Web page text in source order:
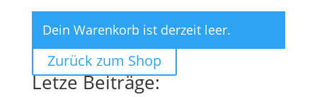
Dein Warenkorb ist derzeit leer.
Zurück zum Shop
Letze Beiträge: